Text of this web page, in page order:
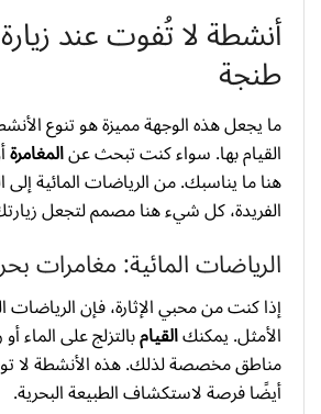
أنشطة لا تُفوت عند
طنجة
ما يجعل هذه الوجهة مميزة هو تنوع
القيام بها. سواء كنت تبحث عنالمغامرة
هنا ما يناسبك. من الرياضات المائية إلى
الفريدة، كل شيء هنا مصمم لتجعل
الرياضات المائية: مغامرات
إذا كنت من محبي الإثارة، فإن الرياضات
الأمثل. يمكنكالقيامبالتزلج على الماء
مناطق مخصصة لذلك. هذه الأنشطة لا
أيضًا فرصة لاستكشاف الطبيعة البحرية.